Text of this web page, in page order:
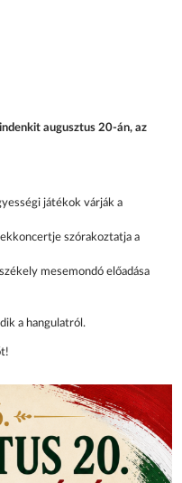
augusztus 20-án, az
játékok várják a
szórakoztatja a
mesemondó előadása
a hangulatról.